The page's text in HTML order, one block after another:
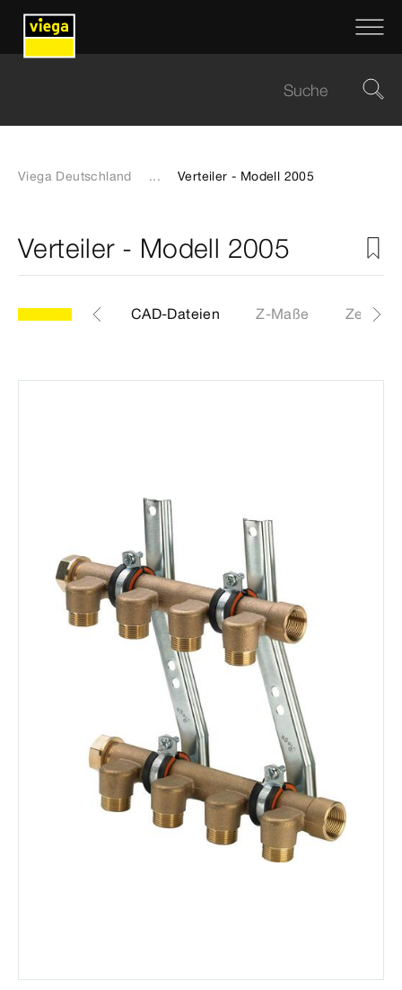
Viega Deutschland ... Verteiler - Modell 2005
Verteiler - Modell 2005
Etiketten CAD-Dateien Z-Maße